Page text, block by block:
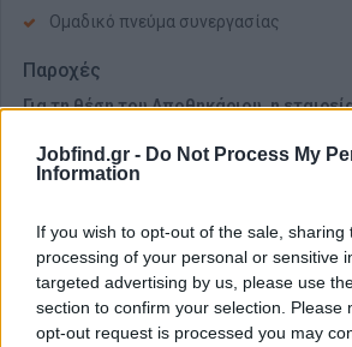
Jobfind.gr - Do Not Process My
Information
If you wish to opt-out of the sale, sharing
processing of your personal or sensitive
targeted advertising by us, please use
section to confirm your selection. Please
opt-out request is processed you may
Ομαδικό πνεύμα συνεργασίας
Παροχές
Για τη θέση του Αποθηκάριου, η
καθαρά, αναλόγως προσόντων και
Προπληρωμένη κάρτα αγορών
Σταθερό εργασιακό περιβάλλον (με
Δημαρχείο Μεταμόρφωσης)
Προοπτικές μακροχρόνιας